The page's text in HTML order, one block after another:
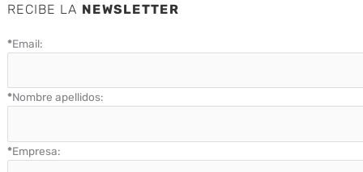
RECIBE LA NEWSLETTER
*Email:
*Nombre apellidos:
*Empresa: